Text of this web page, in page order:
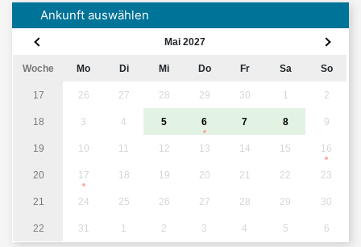
Ankunft auswählen
Mai 2027
Woche Mo Di Mi Do Fr Sa So
17 26 27 28 29 30 1 2
18 3 4 5 6 7 8 9
19 10 11 12 13 14 15 16
20 17 18 19 20 21 22 23
21 24 25 26 27 28 29 30
22 31 1 2 3 4 5 6